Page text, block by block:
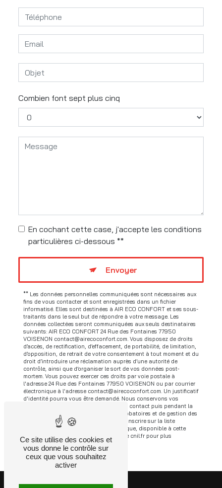
Combien font sept plus cinq
En cochant cette case, j'accepte les conditions
particulières ci-dessous **
Envoyer
** Les données personnelles communiquées sont nécessaires aux
fins de vous contacter et sont enregistrées dans un fichier
informatisé. Elles sont destinées à AIR ECO CONFORT et ses sous-
traitants dans le seul but de répondre à votre message. Les
données collectées seront communiquées aux seuls destinataires
suivants: AIR ECO CONFORT 24 Rue des Fontaines 77950
VOISENON contact@airecoconfort.com. Vous disposez de droits
d’accès, de rectification, d’effacement, de portabilité, de limitation,
d’opposition, de retrait de votre consentement à tout moment et du
droit d’introduire une réclamation auprès d’une autorité de
contrôle, ainsi que d’organiser le sort de vos données post-
mortem. Vous pouvez exercer ces droits par voie postale à
l'adresse 24 Rue des Fontaines 77950 VOISENON ou par courrier
électronique à l'adresse contact@airecoconfort.com. Un justificatif
d'identité pourra vous être demandé. Nous conservons vos
données pendant la période de prise de contact puis pendant la
durée de prescription légale aux fins probatoires et de gestion des
contentieux. Vous avez le droit de vous inscrire sur la liste
d'opposition au démarchage téléphonique, disponible à cette
adresse:
Bloctel.gouv.fr
. Consultez le site cnil.fr pour plus
d’informations sur vos droits.
Ce site utilise des cookies et
vous donne le contrôle sur
ceux que vous souhaitez
activer